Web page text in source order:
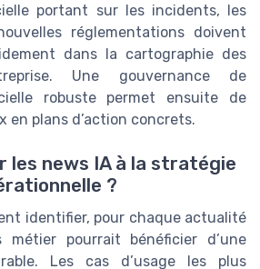
portant sur les incidents, les
réglementations doivent
dans la cartographie des
Une gouvernance de
robuste permet ensuite de
en plans d’action concrets.
les news IA à la stratégie
?
identifier, pour chaque actualité
métier pourrait bénéficier d’une
Les cas d’usage les plus